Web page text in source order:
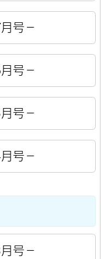
号－
号－
号－
号－
号－